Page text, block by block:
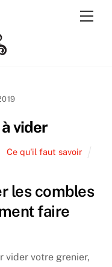
à vider
Ce qu'il faut savoir
les combles
faire
vider votre grenier,